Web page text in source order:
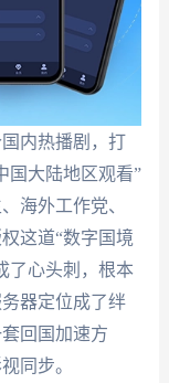
内热播剧，打
国大陆地区观看”
海外工作党、
这道“数字国境
了心头刺，根本
器定位成了绊
回国加速方
同步。